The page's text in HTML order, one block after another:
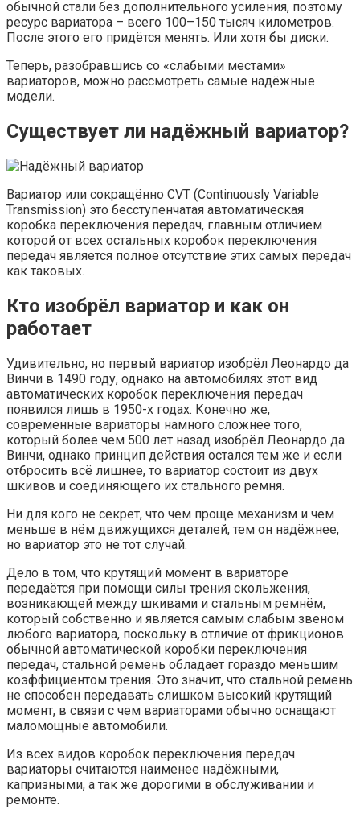
обычной стали без дополнительного усиления, поэтому
ресурс вариатора – всего 100–150 тысяч километров.
После этого его придётся менять. Или хотя бы диски.
Теперь, разобравшись со «слабыми местами»
вариаторов, можно рассмотреть самые надёжные
модели.
Существует ли надёжный вариатор?
Вариатор или сокращённо CVT (Continuously Variable
Transmission) это бесступенчатая автоматическая
коробка переключения передач, главным отличием
которой от всех остальных коробок переключения
передач является полное отсутствие этих самых передач
как таковых.
Кто изобрёл вариатор и как он
работает
Удивительно, но первый вариатор изобрёл Леонардо да
Винчи в 1490 году, однако на автомобилях этот вид
автоматических коробок переключения передач
появился лишь в 1950-х годах. Конечно же,
современные вариаторы намного сложнее того,
который более чем 500 лет назад изобрёл Леонардо да
Винчи, однако принцип действия остался тем же и если
отбросить всё лишнее, то вариатор состоит из двух
шкивов и соединяющего их стального ремня.
Ни для кого не секрет, что чем проще механизм и чем
меньше в нём движущихся деталей, тем он надёжнее,
но вариатор это не тот случай.
Дело в том, что крутящий момент в вариаторе
передаётся при помощи силы трения скольжения,
возникающей между шкивами и стальным ремнём,
который собственно и является самым слабым звеном
любого вариатора, поскольку в отличие от фрикционов
обычной автоматической коробки переключения
передач, стальной ремень обладает гораздо меньшим
коэффициентом трения. Это значит, что стальной ремень
не способен передавать слишком высокий крутящий
момент, в связи с чем вариаторами обычно оснащают
маломощные автомобили.
Из всех видов коробок переключения передач
вариаторы считаются наименее надёжными,
капризными, а так же дорогими в обслуживании и
ремонте.